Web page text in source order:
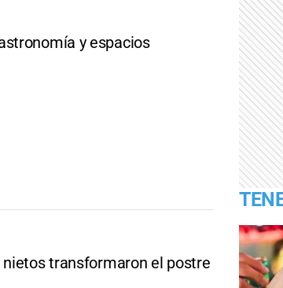
y espacios
nietos transformaron el postre